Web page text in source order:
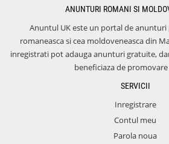
ANUNTURI ROMANI SI
Anuntul UK este un portal de
romaneasca si cea moldoveneasca din
inregistrati pot adauga anunturi gratuite,
beneficiaza de
SERVICII
Inregistrare
Contul meu
Parola noua